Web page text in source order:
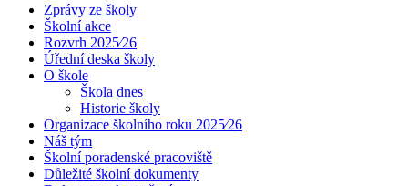
Zprávy ze školy
Školní akce
Rozvrh 2025⁄26
Úřední deska školy
O škole
Škola dnes
Historie školy
Organizace školního roku 2025⁄26
Náš tým
Školní poradenské pracoviště
Důležité školní dokumenty